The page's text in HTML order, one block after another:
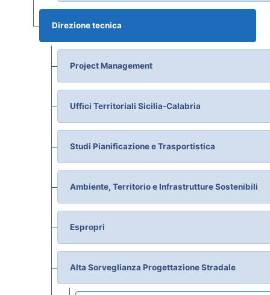
Direzione tecnica
Project Management
Uffici Territoriali Sicilia-Calabria
Studi Pianificazione e Trasportistica
Ambiente, Territorio e Infrastrutture Sostenibili
Espropri
Alta Sorveglianza Progettazione Stradale